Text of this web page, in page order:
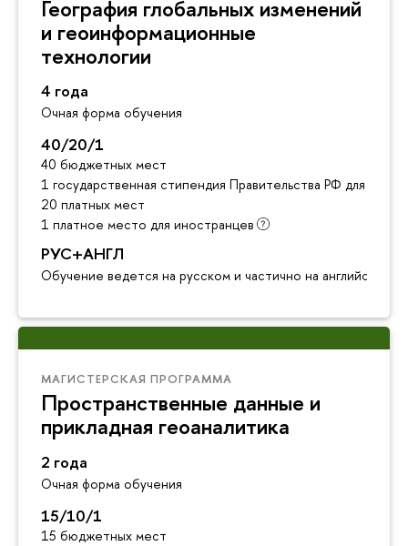
География глобальных изменений
и геоинформационные
технологии
4 года
Очная форма обучения
40/20/1
40 бюджетных мест
1 государственная стипендия Правительства РФ для
20 платных мест
1 платное место для иностранцев
РУС+АНГЛ
Обучение ведется на русском и частично на английском
МАГИСТЕРСКАЯ ПРОГРАММА
Пространственные данные и
прикладная геоаналитика
2 года
Очная форма обучения
15/10/1
15 бюджетных мест